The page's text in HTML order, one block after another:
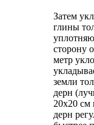
Затем
глины
сторону
метр
земли
дерн
20х20
дерн